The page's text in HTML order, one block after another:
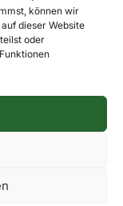
können wir
dieser Website
oder
Dorfkontakte